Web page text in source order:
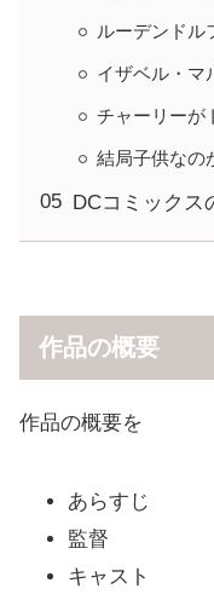
ルーデンドル
イザベル・マ
チャーリーが
結局子供なの
DCコミックス
作品の概要
作品の概要を
あらすじ
監督
キャスト